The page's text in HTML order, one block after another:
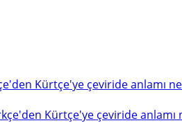
Kürtçe'ye çeviride anlamı
Kürtçe'ye çeviride anlamı